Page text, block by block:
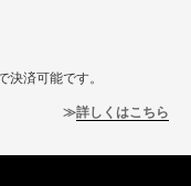
済可能です。
詳しくはこちら